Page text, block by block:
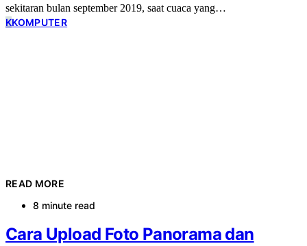
sekitaran bulan september 2019, saat cuaca yang…
KKOMPUTER
READ MORE
8 minute read
Cara Upload Foto Panorama dan